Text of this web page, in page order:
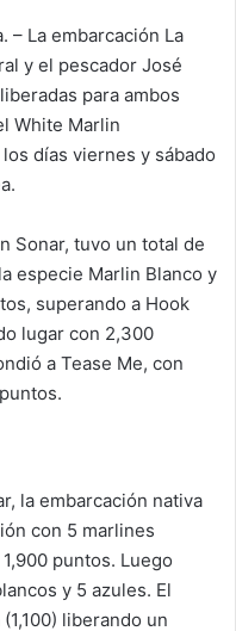
– La embarcación La
y el pescador José
para ambos
White Marlin
días viernes y sábado
Sonar, tuvo un total de
especie Marlin Blanco y
superando a Hook
lugar con 2,300
a Tease Me, con
la embarcación nativa
con 5 marlines
puntos. Luego
y 5 azules. El
liberando un